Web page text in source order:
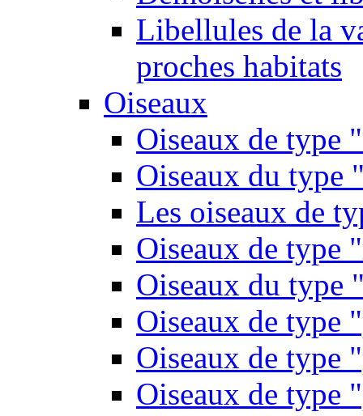
Libellules de la
proches habitats
Oiseaux
Oiseaux de type
Oiseaux du type
Les oiseaux de
Oiseaux de type
Oiseaux du type
Oiseaux de type
Oiseaux de type
Oiseaux de type